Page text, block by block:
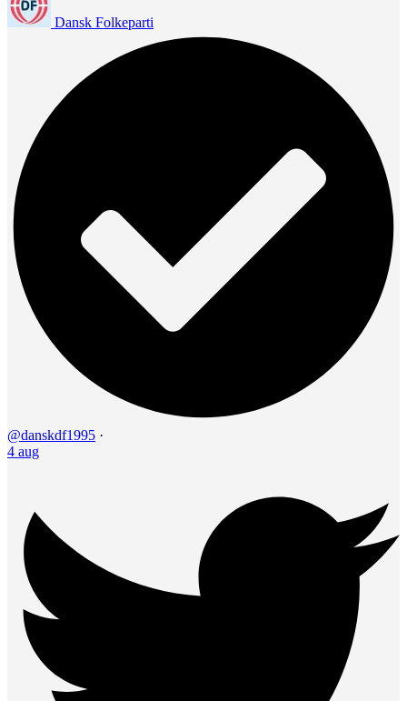
Dansk Folkeparti
@danskdf1995 ·
4 aug